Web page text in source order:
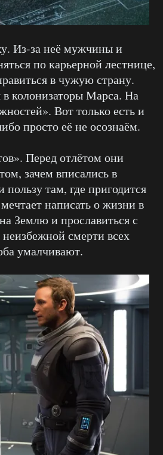
Из-за неё мужчины и
по карьерной лестнице,
в чужую страну.
в колонизаторы Марса. На
Вот только есть и
просто её не осознаём.
Перед отлётом они
зачем вписались в
там, где пригодится
написать о жизни в
Землю и прославиться с
смерти всех
умалчивают.